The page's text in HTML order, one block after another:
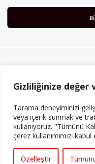
Gizliliğinize değer
Tarama deneyiminizi
veya içerik sunmak ve
kullanıyoruz. "Tümünü
çerez kullanımımızı
Özelleştir
Her ay
abone